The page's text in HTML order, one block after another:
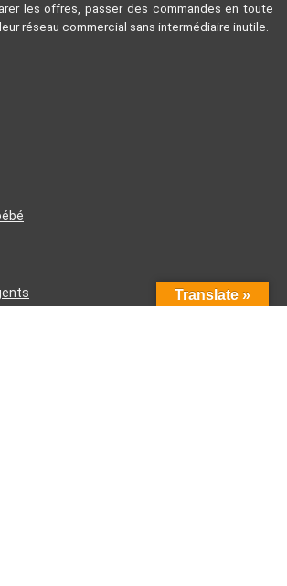
les offres, passer des commandes en toute
réseau commercial sans intermédiaire inutile.
Translate »